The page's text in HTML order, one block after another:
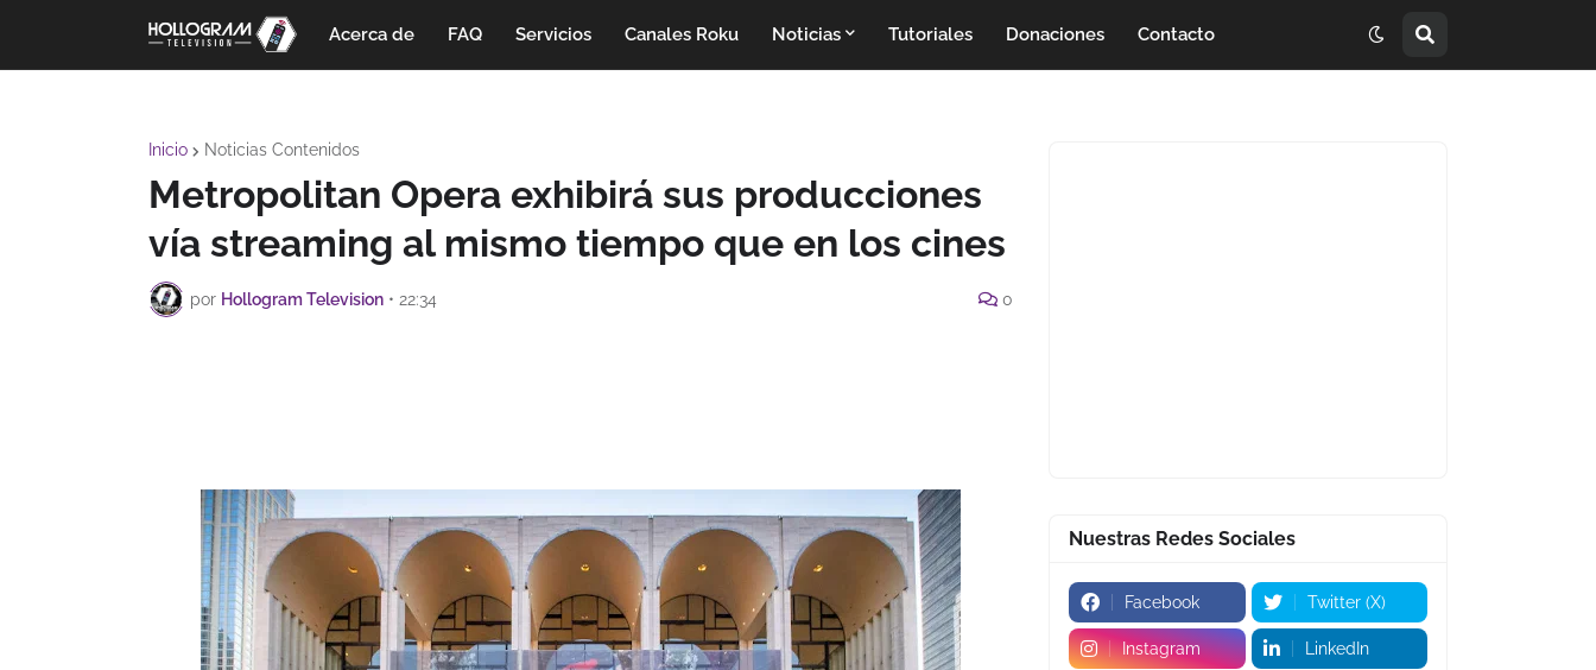
Acerca de FAQ Servicios Canales Roku Noticias Tutoriales Donaciones Contacto
Inicio Noticias Contenidos
Metropolitan Opera exhibirá sus producciones
vía streaming al mismo tiempo que en los cines
por Hollogram Television • 22:34 0
Nuestras Redes Sociales
Facebook Twitter (X)
Instagram LinkedIn